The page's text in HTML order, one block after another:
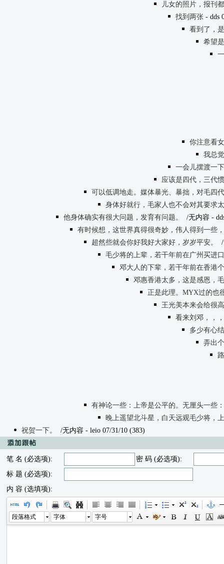
儿女的照片，报刊
找到两张 - dds
看到了，
希望
你注意看
我总
一会儿摆渡一
应该是四代，三代
可以低调地走。媒体暴光、暴拙，对毛四
身体好就行，毛家人也不会对其要求
他身体确实有很大问题，发育有问题。
/无内容 -
有时候想，这世界真得很奇妙，伟人得到一些
超然些就会你好我好大家好，岁岁平安。
毛少将的上辈，若干年前在广州买进
邓大人的下辈，若干年前在香港
邓惠香港太多，这是感恩，
正是此理。MYX过的也
王光美本来会给很高待
看来刘邓，，，
多少有心
弄出
有神论一些：上帝是公平的。无厘头一些
晚上遥望北斗星，白天远观毛少将，
祝贺一下。
/无内容 - leio 07/31/10 (383)
笔 名 (必选项):
密 码 (必选项):
标 题 (必选项):
内 容 (选填项):
段落格式 字体 字号